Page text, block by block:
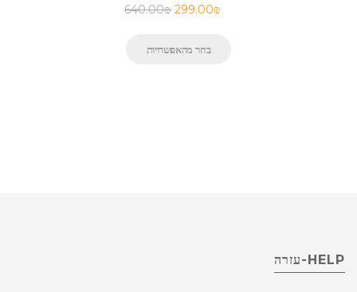
640.00₪ 299.00₪
בחר מהאפשרויות
HELP-עזרה